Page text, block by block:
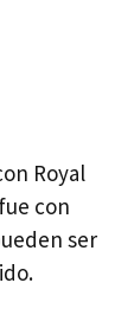
Royal
con
ser